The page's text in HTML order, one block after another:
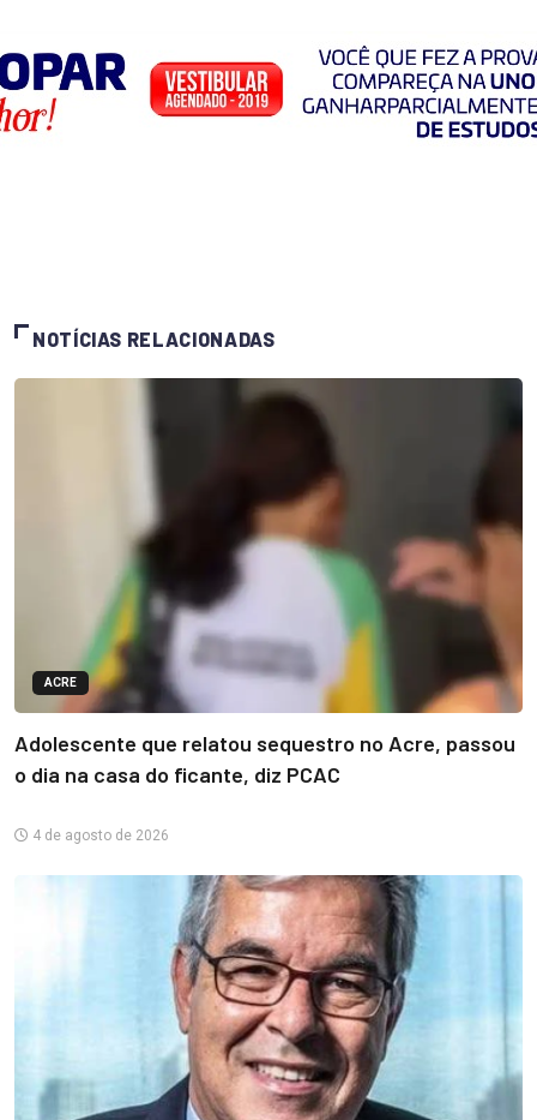
NOTÍCIAS RELACIONADAS
ACRE
Adolescente que relatou sequestro no Acre, passou
o dia na casa do ficante, diz PCAC
4 de agosto de 2026